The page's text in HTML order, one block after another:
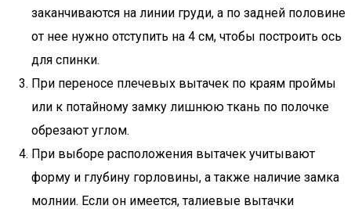
заканчиваются на линии груди, а по задней половине
от нее нужно отступить на 4 см, чтобы построить ось
для спинки.
При переносе плечевых вытачек по краям проймы
или к потайному замку лишнюю ткань по полочке
обрезают углом.
При выборе расположения вытачек учитывают
форму и глубину горловины, а также наличие замка
молнии. Если он имеется, талиевые вытачки